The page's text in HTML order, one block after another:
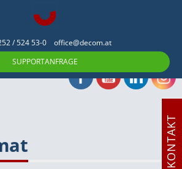
/ 524 53-0 office@decom.at
SUPPORTANFRAGE
KONTAKT